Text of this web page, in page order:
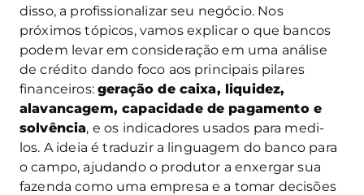
disso, a profissionalizar seu negócio. Nos
próximos tópicos, vamos explicar o que bancos
podem levar em consideração em uma análise
de crédito dando foco aos principais pilares
financeiros:geração de caixa, liquidez,
alavancagem, capacidade de pagamento e
solvência, e os indicadores usados para medi-
los. A ideia é traduzir a linguagem do banco para
o campo, ajudando o produtor a enxergar sua
fazenda como uma empresa e a tomar decisões